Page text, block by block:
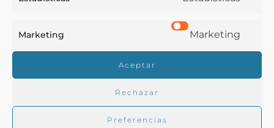
Marketing Marketing
Aceptar
Rechazar
Preferencias